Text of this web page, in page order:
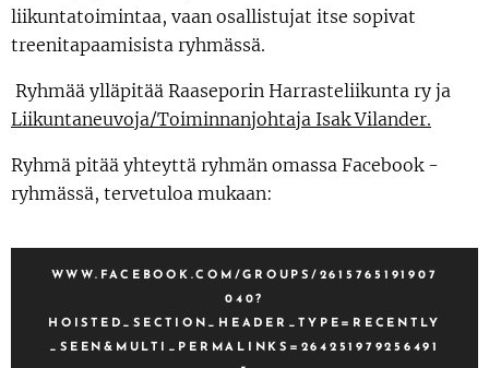
liikuntatoimintaa, vaan osallistujat itse sopivat
treenitapaamisista ryhmässä.
Ryhmää ylläpitää Raaseporin Harrasteliikunta ry ja
Liikuntaneuvoja/Toiminnanjohtaja Isak Vilander.
Ryhmä pitää yhteyttä ryhmän omassa Facebook -
ryhmässä, tervetuloa mukaan:
WWW.FACEBOOK.COM/GROUPS/2615765191907
040?
HOISTED_SECTION_HEADER_TYPE=RECENTLY
_SEEN&MULTI_PERMALINKS=264251979256491